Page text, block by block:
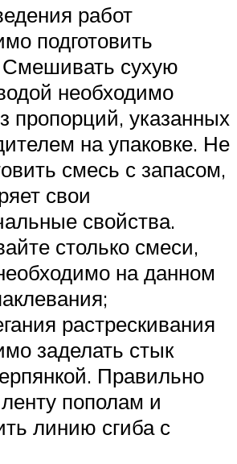
работ
подготовить
Смешивать сухую
необходимо
пропорций, указанных
на упаковке. Не
смесь с запасом,
свои
свойства.
столько смеси,
на данном
растрескивания
заделать стык
Правильно
пополам и
линию сгиба с